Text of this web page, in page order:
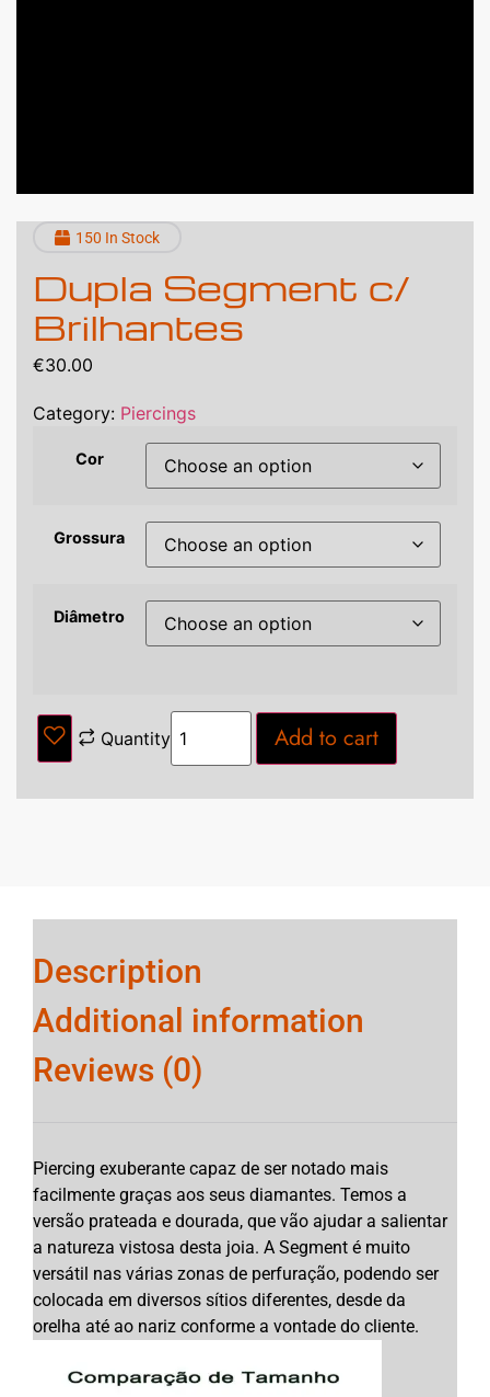
150 In Stock
Dupla Segment c/
Brilhantes
€30.00
Category: Piercings
Cor
Grossura
Diâmetro
Quantity Add to cart
Description
Additional information
Reviews (0)
Piercing exuberante capaz de ser notado mais
facilmente graças aos seus diamantes. Temos a
versão prateada e dourada, que vão ajudar a salientar
a natureza vistosa desta joia. A Segment é muito
versátil nas várias zonas de perfuração, podendo ser
colocada em diversos sítios diferentes, desde da
orelha até ao nariz conforme a vontade do cliente.